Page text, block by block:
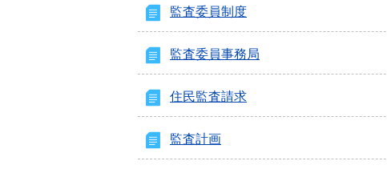
監査委員制度
監査委員事務局
住民監査請求
監査計画